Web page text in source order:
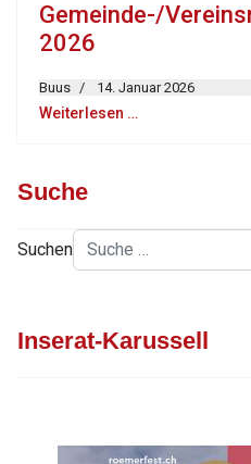
Gemeinde-/
2026
Buus 14. Januar 2026
Weiterlesen …
Suche
Suchen
Inserat-Karussell